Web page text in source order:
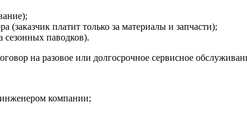
(заказчик платит только за материалы и запчасти);
сезонных паводков).
на разовое или долгосрочное сервисное
инженером компании;